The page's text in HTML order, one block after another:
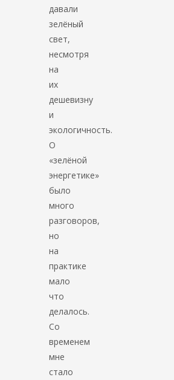
давали
зелёный
свет,
несмотря
на
их
дешевизну
и
экологичность.
О
«зелёной
энергетике»
было
много
разговоров,
но
на
практике
мало
что
делалось.
Со
временем
мне
стало